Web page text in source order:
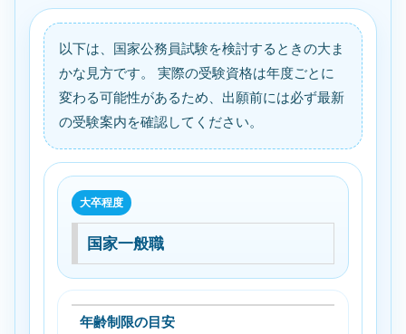
以下は、国家公務員試験を検討するときの大ま
かな見方です。 実際の受験資格は年度ごとに
変わる可能性があるため、出願前には必ず最新
の受験案内を確認してください。
大卒程度
国家一般職
年齢制限の目安